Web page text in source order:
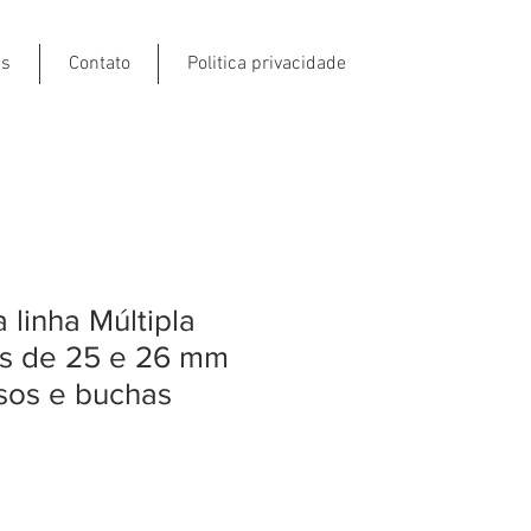
Contato Politica privacidade
linha Múltipla
de 25 e 26 mm
e buchas